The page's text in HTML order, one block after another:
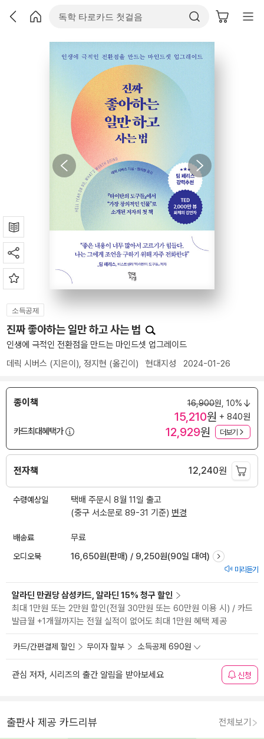
소득공제
진짜 좋아하는 일만 하고 사는 법
인생에 극적인 전환점을 만드는 마인드셋 업그레이드
데릭 시버스 (지은이), 정지현 (옮긴이)현대지성 2024-01-26
종이책 16,900원, 10%
15,210원 + 840원
카드최대혜택가
12,929원 더보기
전자책 12,240원
수령예상일
택배 주문시 8월 11일 출고
(중구 서소문로 89-31 기준) 변경
배송료 무료
오디오북 16,650원(판매) / 9,250원(90일 대여)
미리듣기
알라딘 만권당 삼성카드, 알라딘 15% 청구 할인
최대 1만원 또는 2만원 할인(전월 30만원 또는 60만원 이용 시) / 카드
발급월 +1개월까지는 전월 실적이 없어도 최대 1만원 혜택 제공
카드/간편결제 할인 무이자 할부 소득공제 690원
관심 저자, 시리즈의 출간 알림을 받아보세요 신청
출판사 제공 카드리뷰 전체보기